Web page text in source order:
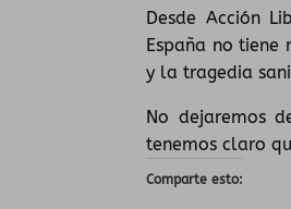
Desde Acción
España no
y la tragedia
No dejaremos
tenemos claro
Comparte esto: